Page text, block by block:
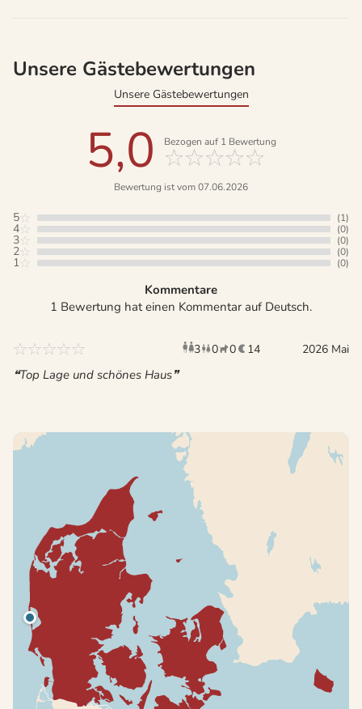
Unsere Gästebewertungen
Unsere Gästebewertungen
5,0 Bezogen auf 1 Bewertung
Bewertung ist vom 07.06.2026
5 (1)
4 (0)
3 (0)
2 (0)
1 (0)
Kommentare
1 Bewertung hat einen Kommentar auf Deutsch.
3 Erwachsene
0 Kinder
0 Haustiere
14 2026 Mai
Top Lage und schönes Haus